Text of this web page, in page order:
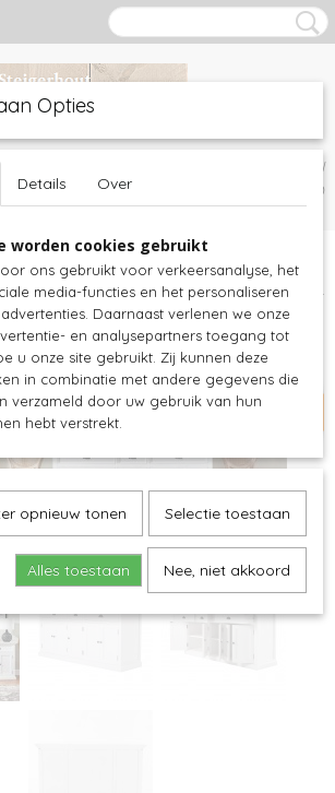
UW WINKELWAGEN
(0)
>Dressoirs>Nova solo - dressoir wit -
en 3 laden - B190
actie 35,- korting
Opties
Details Over
worden cookies gebruikt
ons gebruikt voor verkeersanalyse, het
media-functies en het personaliseren
Daarnaast verlenen we onze
en analysepartners toegang tot
u onze site gebruikt. Zij kunnen deze
in combinatie met andere gegevens die
verzameld door uw gebruik van hun
hebt verstrekt.
opnieuw tonen Selectie toestaan
Alles toestaan Nee, niet akkoord